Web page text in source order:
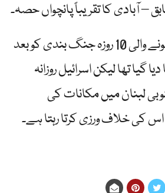
– آبادی کا تقریباً پانچواں حصہ۔
17 اپریل سے شروع ہونے والی 10 روزہ جنگ بندی کو بعد
دیا گیا تھا لیکن اسرائیل روزانہ
لبنان میں مکانات کی
کی خلاف ورزی کرتا رہتا ہے۔